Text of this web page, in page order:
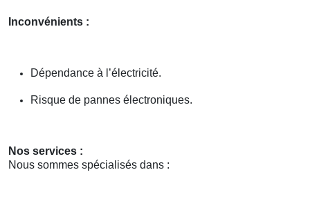
Inconvénients :
Dépendance à l’électricité.
Risque de pannes électroniques.
Nos services :
Nous sommes spécialisés dans :